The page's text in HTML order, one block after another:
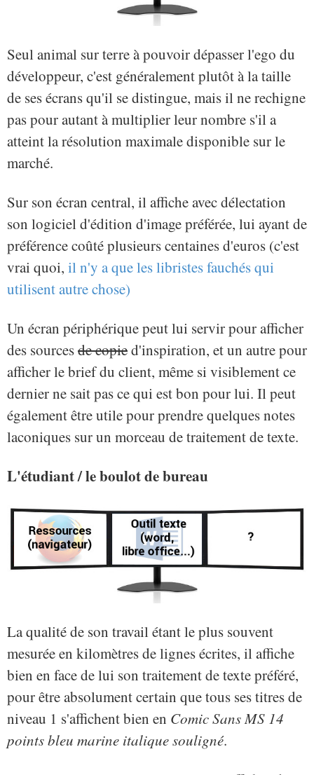
Seul animal sur terre à pouvoir dépasser l'ego du
développeur, c'est généralement plutôt à la taille
de ses écrans qu'il se distingue, mais il ne rechigne
pas pour autant à multiplier leur nombre s'il a
atteint la résolution maximale disponible sur le
marché.
Sur son écran central, il affiche avec délectation
son logiciel d'édition d'image préférée, lui ayant de
préférence coûté plusieurs centaines d'euros (c'est
vrai quoi, il n'y a que les libristes fauchés qui
utilisent autre chose)
Un écran périphérique peut lui servir pour afficher
des sourcesde copied'inspiration, et un autre pour
afficher le brief du client, même si visiblement ce
dernier ne sait pas ce qui est bon pour lui. Il peut
également être utile pour prendre quelques notes
laconiques sur un morceau de traitement de texte.
L'étudiant / le boulot de bureau
La qualité de son travail étant le plus souvent
mesurée en kilomètres de lignes écrites, il affiche
bien en face de lui son traitement de texte préféré,
pour être absolument certain que tous ses titres de
niveau 1 s'affichent bien en Comic Sans MS 14
points bleu marine italique souligné.